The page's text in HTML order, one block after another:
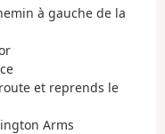
à gauche de la
et reprends le
Arms